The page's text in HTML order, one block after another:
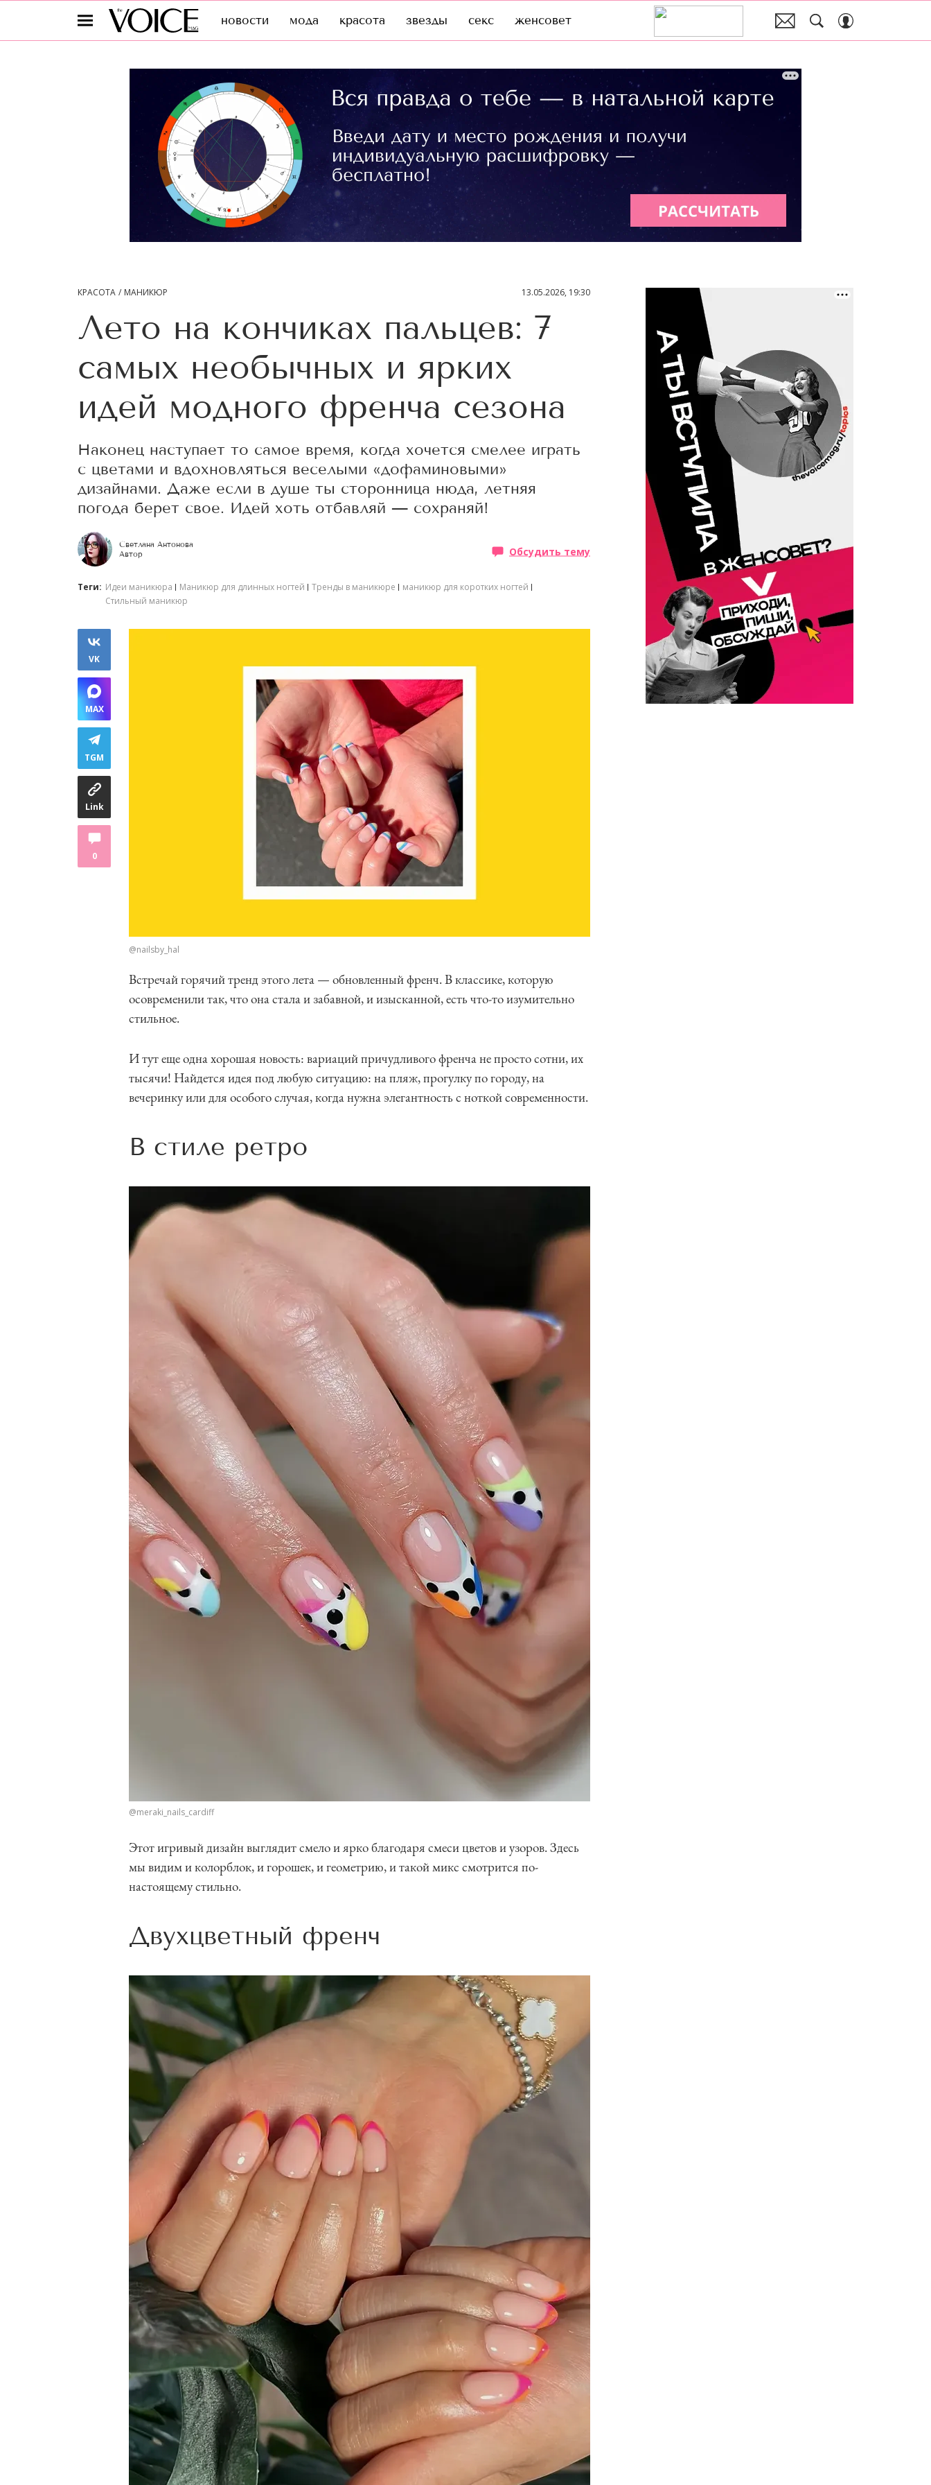
новости мода красота звезды секс женсовет
КРАСОТА МАНИКЮР 13.05.2026, 19:30
Лето на кончиках пальцев: 7
самых необычных и ярких
идей модного френча сезона
Наконец наступает то самое время, когда хочется смелее играть
с цветами и вдохновляться веселыми «дофаминовыми»
дизайнами. Даже если в душе ты сторонница нюда, летняя
погода берет свое. Идей хоть отбавляй — сохраняй!
Светлана Антонова
Автор
Обсудить тему
Теги: Идеи маникюра Маникюр для длинных ногтей Тренды в маникюре
маникюр для коротких ногтей
Стильный маникюр
VK
MAX
TGM
Link
0
@nailsby_hal
Встречай горячий тренд этого лета — обновленный френч. В классике, которую
осовременили так, что она стала и забавной, и изысканной, есть что-то изумительно
стильное.
И тут еще одна хорошая новость: вариаций причудливого френча не просто сотни, их
тысячи! Найдется идея под любую ситуацию: на пляж, прогулку по городу, на
вечеринку или для особого случая, когда нужна элегантность с ноткой современности.
В стиле ретро
@meraki_nails_cardiff
Этот игривый дизайн выглядит смело и ярко благодаря смеси цветов и узоров. Здесь
мы видим и колорблок, и горошек, и геометрию, и такой микс смотрится по-
настоящему стильно.
Двухцветный френч